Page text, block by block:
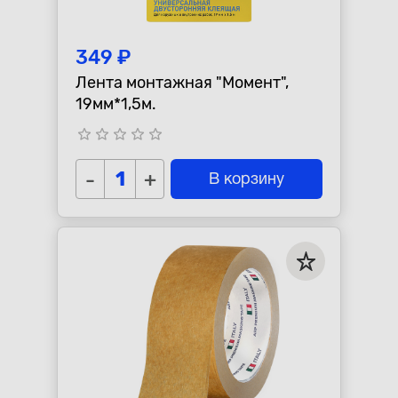
349 ₽
Лента монтажная "Момент",
19мм*1,5м.
star_border star_border star_border star_border star_border
- + В корзину